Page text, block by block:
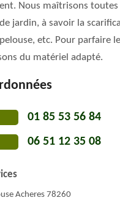
Nous maîtrisons toutes
jardin, à savoir la
etc. Pour parfaire
du matériel adapté.
01 85 53 56 84
06 51 12 35 08
Acheres 78260